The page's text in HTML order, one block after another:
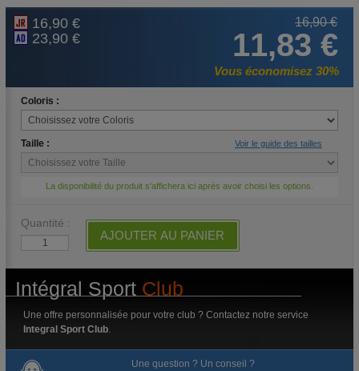
16,90 €
23,90 €
16,90 €
11,83 €
Vous économisez 30%
Coloris :
Taille : Voir le guide des tailles
La disponibilité du produit s'affichera ici après avoir choisi les options.
Quantité :
AJOUTER AU PANIER
Intégral Sport Club
Une offre personnalisée pour votre club ? Contactez notre service
Integral Sport Club
Une question ? Un conseil ?